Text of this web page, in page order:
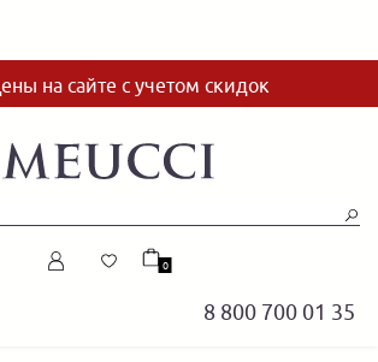
на сайте с учетом скидок
8 800 700 01 35
0